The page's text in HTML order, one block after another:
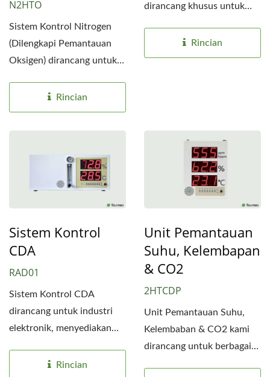
N2HTO
Sistem Kontrol Nitrogen
(Dilengkapi Pemantauan
Oksigen) dirancang untuk
Rincian
dirancang khusus untuk
dilengkapi...Rincian
Sistem Kontrol
CDA
RAD01
Sistem Kontrol CDA
dirancang untuk industri
elektronik, menyediakan
Rincian
Unit Pemantauan
Suhu, Kelembapan
& CO2
2HTCDP
Unit Pemantauan Suhu,
Kelembaban & CO2 kami
dirancang untuk berbagai